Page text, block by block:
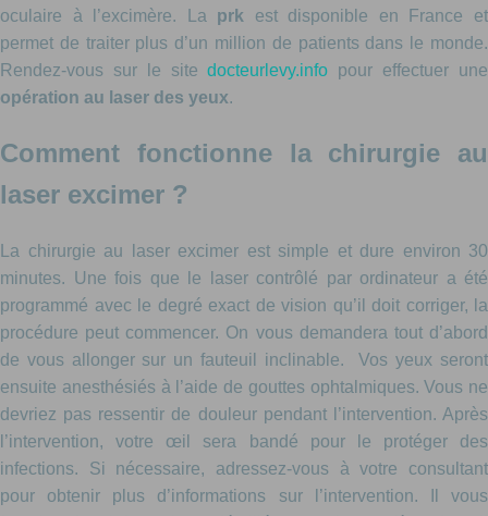
oculaire à l’excimère. La prk est disponible en France et
permet de traiter plus d’un million de patients dans le monde.
Rendez-vous sur le sitedocteurlevy.info pour effectuer une
opération au laser des yeux.
Comment fonctionne la chirurgie au
laser excimer ?
La chirurgie au laser excimer est simple et dure environ 30
minutes. Une fois que le laser contrôlé par ordinateur a été
programmé avec le degré exact de vision qu’il doit corriger, la
procédure peut commencer. On vous demandera tout d’abord
de vous allonger sur un fauteuil inclinable. Vos yeux seront
ensuite anesthésiés à l’aide de gouttes ophtalmiques. Vous ne
devriez pas ressentir de douleur pendant l’intervention. Après
l’intervention, votre œil sera bandé pour le protéger des
infections. Si nécessaire, adressez-vous à votre consultant
pour obtenir plus d’informations sur l’intervention. Il vous